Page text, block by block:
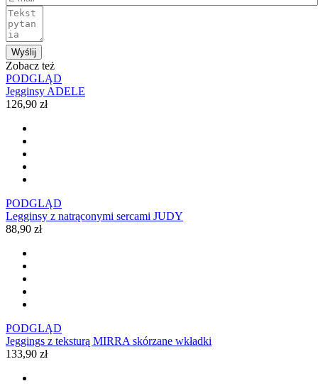
Wyślij
Zobacz też
PODGLĄD
Jegginsy ADELE
126,90 zł
PODGLĄD
Legginsy z natrąconymi sercami JUDY
88,90 zł
PODGLĄD
Jeggings z teksturą MIRRA skórzane wkładki
133,90 zł